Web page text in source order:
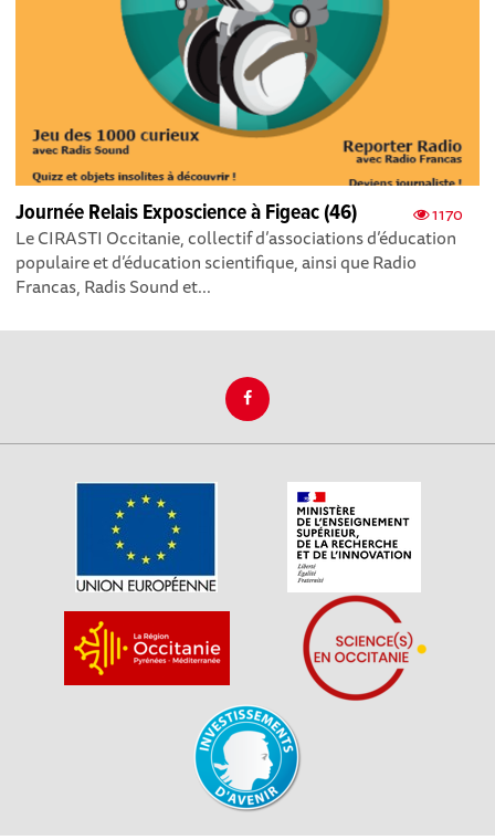
1170
Journée Relais Exposcience à Figeac (46)
Le CIRASTI Occitanie, collectif d’associations d’éducation
populaire et d’éducation scientifique, ainsi que Radio
Francas, Radis Sound et...